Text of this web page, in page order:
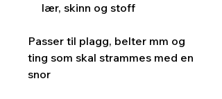
lær, skinn og stoff
Passer til plagg, belter mm og
ting som skal strammes med en
snor